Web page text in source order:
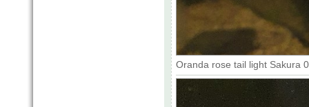
Oranda rose tail light Sakura